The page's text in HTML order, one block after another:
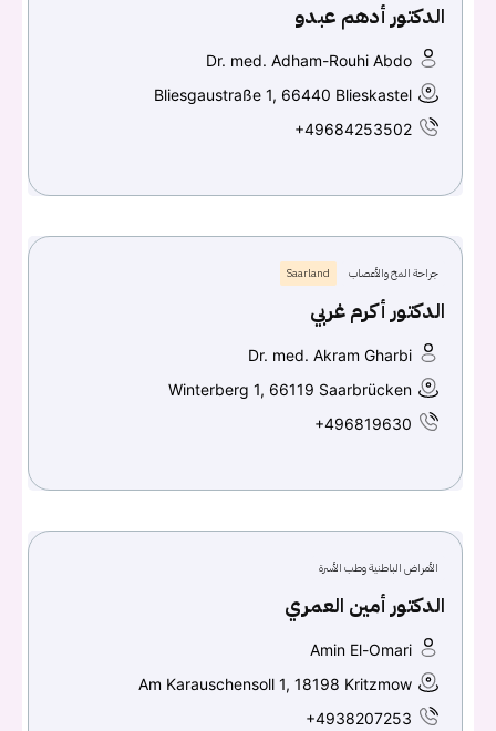
الدكتور أدهم عبدو
Dr. med. Adham-Rouhi Abdo
Bliesgaustraße 1, 66440 Blieskastel
+49684253502
جراحة المخ والأعصاب Saarland
الدكتور أكرم غربي
Dr. med. Akram Gharbi
Winterberg 1, 66119 Saarbrücken
+496819630
الأمراض الباطنية وطب الأسرة
الدكتور أمين العمري
Amin El-Omari
Am Karauschensoll 1, 18198 Kritzmow
+4938207253